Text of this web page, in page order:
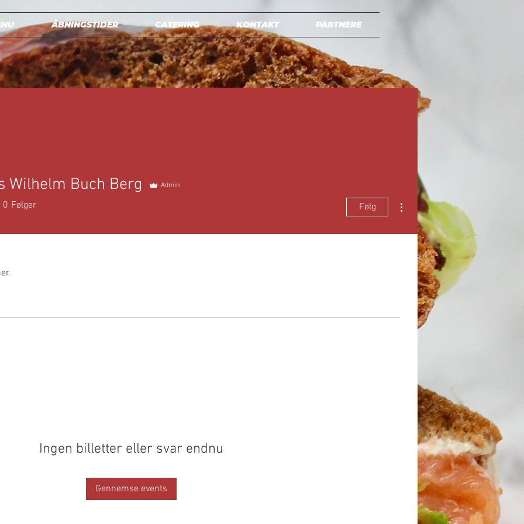
ÅBNINGSTIDER CATERING KONTAKT PARTNERE
Ingen billetter eller svar endnu
Gennemse events
Wilhelm Buch Berg Admin
0 Følger Følg
Flere handlinger